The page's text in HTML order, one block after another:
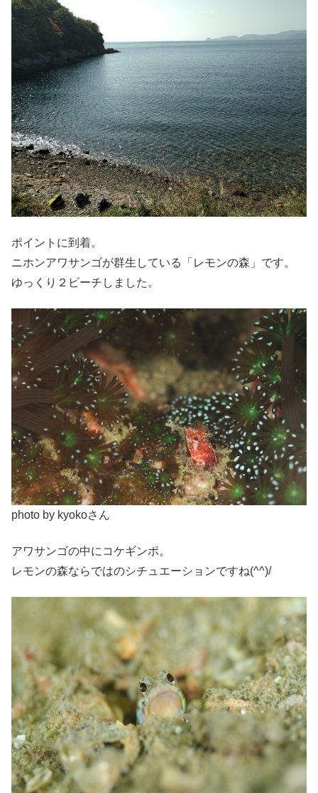
ポイントに到着。
ニホンアワサンゴが群生している「レモンの森」です。
ゆっくり２ビーチしました。
photo by kyokoさん
アワサンゴの中にコケギンポ。
レモンの森ならではのシチュエーションですね(^^)/